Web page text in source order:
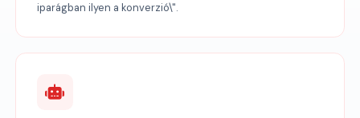
iparágban ilyen a konverzió\".